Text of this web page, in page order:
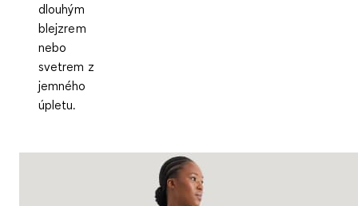
dlouhým
blejzrem
nebo
svetrem z
jemného
úpletu.